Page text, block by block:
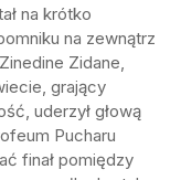
na krótko
na zewnątrz
Zidane,
grający
uderzył głową
Pucharu
finał pomiędzy